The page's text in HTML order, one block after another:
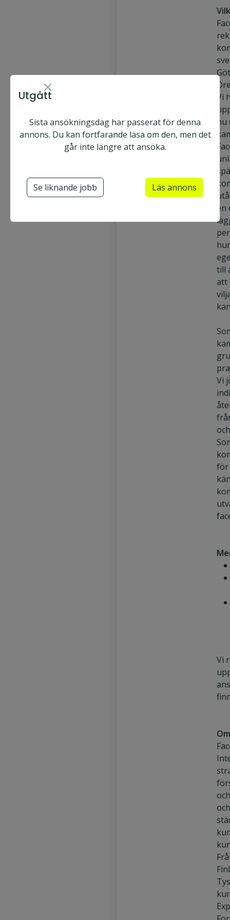
Face2face AB
UHeltid & Deltid
Säljare
Vi
till
att
Vi
för
Vi
Utgått
Sista ansökningsdag har passerat för denna
annons. Du kan fortfarande läsa om den, men det
går inte längre att ansöka.
Se liknande jobb Läs annons